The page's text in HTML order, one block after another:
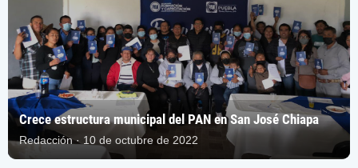
Crece estructura municipal del PAN en San José Chiapa
Redacción · 10 de octubre de 2022